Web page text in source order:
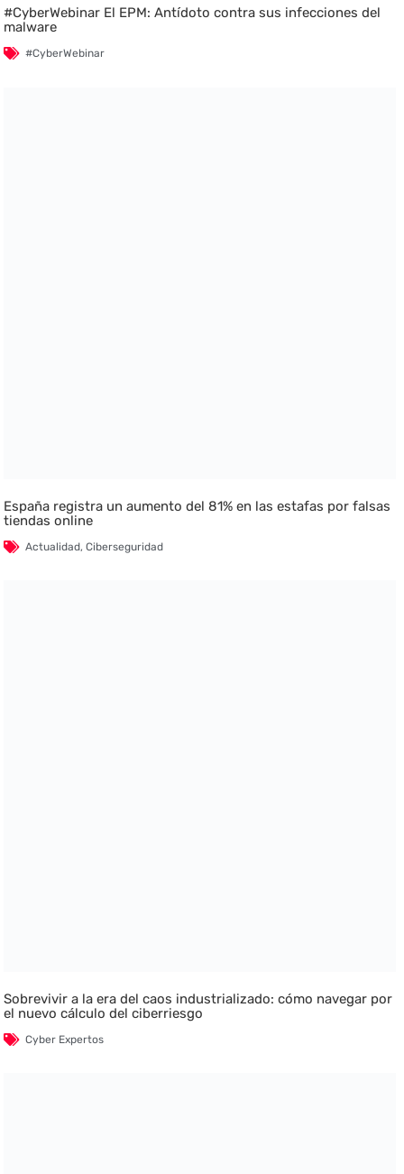
#CyberWebinar El EPM: Antídoto contra sus infecciones del
malware
#CyberWebinar
España registra un aumento del 81% en las estafas por falsas
tiendas online
Actualidad,Ciberseguridad
Sobrevivir a la era del caos industrializado: cómo navegar por
el nuevo cálculo del ciberriesgo
Cyber Expertos